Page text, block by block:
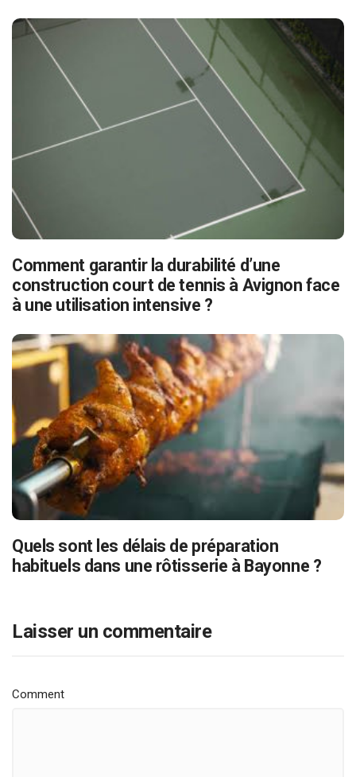
Comment garantir la durabilité d’une
construction court de tennis à Avignon face
à une utilisation intensive ?
Quels sont les délais de préparation
habituels dans une rôtisserie à Bayonne ?
Laisser un commentaire
Comment